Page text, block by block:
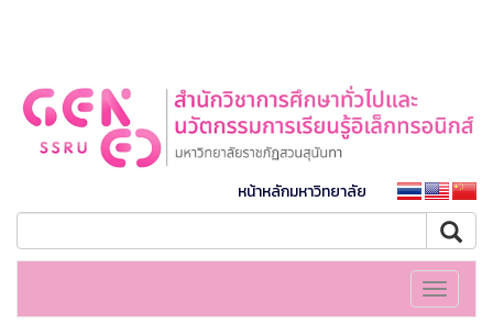
หน้าหลักมหาวิทยาลัย
Toggle